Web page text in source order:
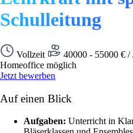
Schulleitung
Vollzeit 40000 - 55000 € /
Homeoffice möglich
Jetzt bewerben
Auf einen Blick
Aufgaben: Unterricht in